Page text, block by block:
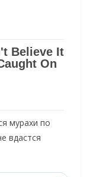
мурахи по
вдастся